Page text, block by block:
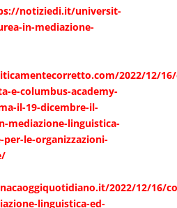
notiziedi.it/universit-
in-mediazione-
2022/12/
e-columbus-academy-
il-19-dicembre-il-
mediazione-linguistica-
le-organizzazioni-
2022/12/16/
linguistica-ed-